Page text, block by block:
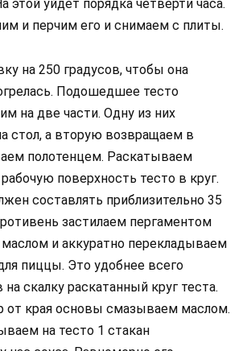
этой уйдет порядка четверти часа.
и перчим его и снимаем с плиты.
на 250 градусов, чтобы она
Подошедшее тесто
на две части. Одну из них
стол, а вторую возвращаем в
полотенцем. Раскатываем
поверхность тесто в круг.
составлять приблизительно 35
застилаем пергаментом
и аккуратно перекладываем
пиццы. Это удобнее всего
скалку раскатанный круг теста.
от края основы смазываем маслом.
на тесто 1 стакан